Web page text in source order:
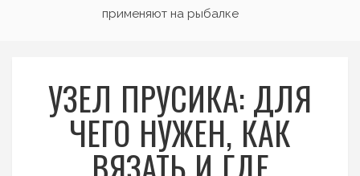
применяют на рыбалке
УЗЕЛ ПРУСИКА: ДЛЯ
ЧЕГО НУЖЕН, КАК